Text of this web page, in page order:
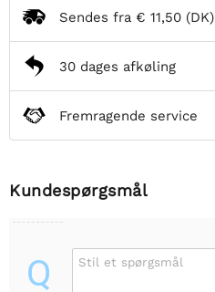
Sendes fra € 11,50 (DK)
30 dages afkøling
Fremragende service
Kundespørgsmål
Q Stil et spørgsmål